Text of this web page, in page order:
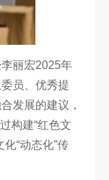
丽宏2025年
员、优秀提
发展的建议，
构建“红色文
“动态化”传